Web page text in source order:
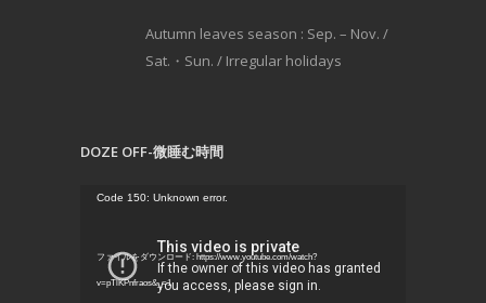
Autumn leaves season : Sep. – Nov. /
Sat.・Sun. / Irregular holidays
DOZE OFF-微睡む時間
Code 150: Unknown error.
ファイルをダウンロード: https://www.youtube.com/watch?
v=pTlKPnfraos&_=1